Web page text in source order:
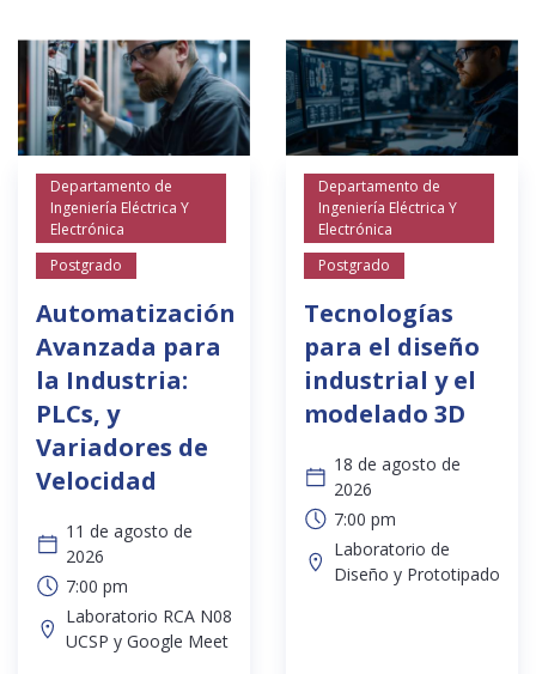
Departamento de
Ingeniería Eléctrica Y
Electrónica
Postgrado
Automatización
Avanzada para
la Industria:
PLCs, y
Variadores de
Velocidad
11 de agosto de
2026
7:00 pm
Laboratorio RCA N08
UCSP y Google Meet
Departamento de
Ingeniería Eléctrica Y
Electrónica
Postgrado
Tecnologías
para el diseño
industrial y el
modelado 3D
18 de agosto de
2026
7:00 pm
Laboratorio de
Diseño y Prototipado